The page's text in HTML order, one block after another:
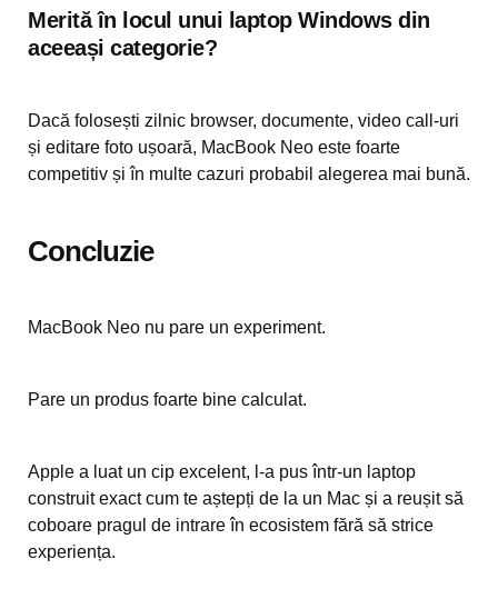
Merită în locul unui laptop Windows din
aceeași categorie?
Dacă folosești zilnic browser, documente, video call-uri
și editare foto ușoară, MacBook Neo este foarte
competitiv și în multe cazuri probabil alegerea mai bună.
Concluzie
MacBook Neo nu pare un experiment.
Pare un produs foarte bine calculat.
Apple a luat un cip excelent, l-a pus într-un laptop
construit exact cum te aștepți de la un Mac și a reușit să
coboare pragul de intrare în ecosistem fără să strice
experiența.